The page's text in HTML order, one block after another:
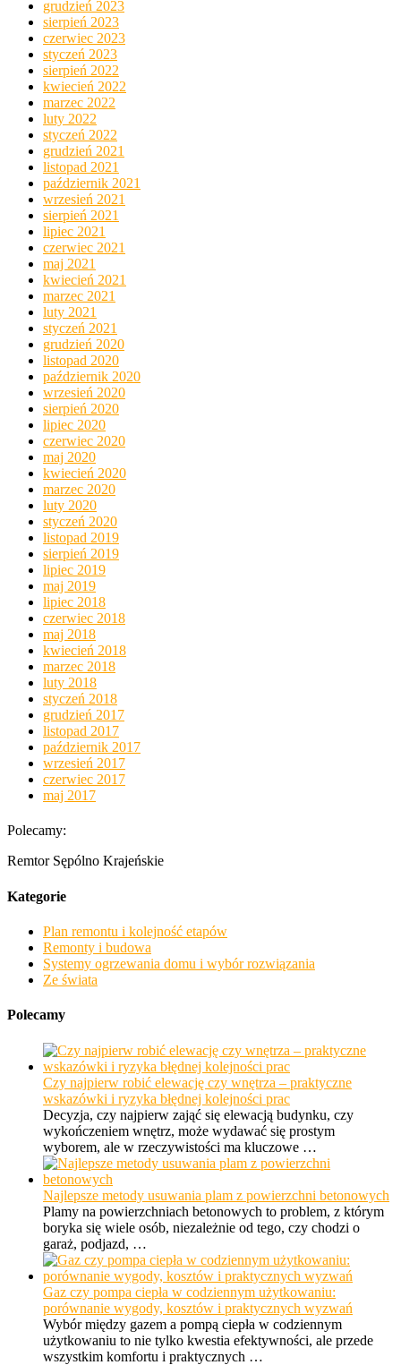
grudzień 2023
sierpień 2023
czerwiec 2023
styczeń 2023
sierpień 2022
kwiecień 2022
marzec 2022
luty 2022
styczeń 2022
grudzień 2021
listopad 2021
październik 2021
wrzesień 2021
sierpień 2021
lipiec 2021
czerwiec 2021
maj 2021
kwiecień 2021
marzec 2021
luty 2021
styczeń 2021
grudzień 2020
listopad 2020
październik 2020
wrzesień 2020
sierpień 2020
lipiec 2020
czerwiec 2020
maj 2020
kwiecień 2020
marzec 2020
luty 2020
styczeń 2020
listopad 2019
sierpień 2019
lipiec 2019
maj 2019
lipiec 2018
czerwiec 2018
maj 2018
kwiecień 2018
marzec 2018
luty 2018
styczeń 2018
grudzień 2017
listopad 2017
październik 2017
wrzesień 2017
czerwiec 2017
maj 2017
Polecamy:
Remtor Sępólno Krajeńskie
Kategorie
Plan remontu i kolejność etapów
Remonty i budowa
Systemy ogrzewania domu i wybór rozwiązania
Ze świata
Polecamy
Czy najpierw robić elewację czy wnętrza – praktyczne
wskazówki i ryzyka błędnej kolejności prac
Decyzja, czy najpierw zająć się elewacją budynku, czy
wykończeniem wnętrz, może wydawać się prostym
wyborem, ale w rzeczywistości ma kluczowe …
Najlepsze metody usuwania plam z powierzchni betonowych
Plamy na powierzchniach betonowych to problem, z którym
boryka się wiele osób, niezależnie od tego, czy chodzi o
garaż, podjazd, …
Gaz czy pompa ciepła w codziennym użytkowaniu:
porównanie wygody, kosztów i praktycznych wyzwań
Wybór między gazem a pompą ciepła w codziennym
użytkowaniu to nie tylko kwestia efektywności, ale przede
wszystkim komfortu i praktycznych …